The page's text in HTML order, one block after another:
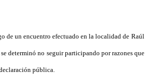
de un encuentro efectuado en la localidad de Raúl
determinó no seguir participando por razones que
pública.